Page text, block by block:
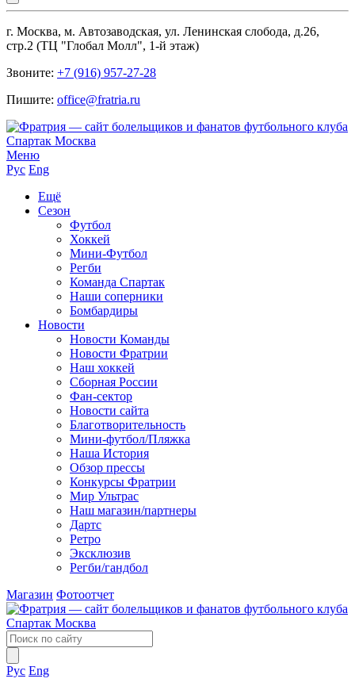
г. Москва, м. Автозаводская, ул. Ленинская слобода, д.26,
стр.2 (ТЦ "Глобал Молл", 1-й этаж)
Звоните: +7 (916) 957-27-28
Пишите: office@fratria.ru
Меню
Рус Eng
Ещё
Сезон
Футбол
Хоккей
Мини-Футбол
Регби
Команда Спартак
Наши соперники
Бомбардиры
Новости
Новости Команды
Новости Фратрии
Наш хоккей
Сборная России
Фан-cектор
Новости сайта
Благотворительность
Мини-футбол/Пляжка
Наша История
Обзор прессы
Конкурсы Фратрии
Мир Ультрас
Наш магазин/партнеры
Дартс
Ретро
Эксклюзив
Регби/гандбол
Магазин Фотоотчет
Рус Eng